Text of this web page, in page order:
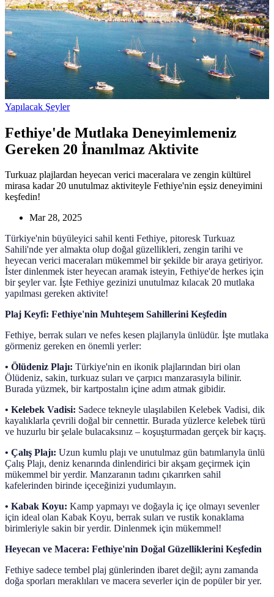
Yapılacak Şeyler
Fethiye'de Mutlaka Deneyimlemeniz
Gereken 20 İnanılmaz Aktivite
Turkuaz plajlardan heyecan verici maceralara ve zengin kültürel
mirasa kadar 20 unutulmaz aktiviteyle Fethiye'nin eşsiz deneyimini
keşfedin!
Mar 28, 2025
Türkiye'nin büyüleyici sahil kenti Fethiye, pitoresk Turkuaz
Sahili'nde yer almakta olup doğal güzellikleri, zengin tarihi ve
heyecan verici maceraları mükemmel bir şekilde bir araya getiriyor.
İster dinlenmek ister heyecan aramak isteyin, Fethiye'de herkes için
bir şeyler var. İşte Fethiye gezinizi unutulmaz kılacak 20 mutlaka
yapılması gereken aktivite!
Plaj Keyfi: Fethiye'nin Muhteşem Sahillerini Keşfedin
Fethiye, berrak suları ve nefes kesen plajlarıyla ünlüdür. İşte mutlaka
görmeniz gereken en önemli yerler:
• Ölüdeniz Plajı: Türkiye'nin en ikonik plajlarından biri olan
Ölüdeniz, sakin, turkuaz suları ve çarpıcı manzarasıyla bilinir.
Burada yüzmek, bir kartpostalın içine adım atmak gibidir.
• Kelebek Vadisi: Sadece tekneyle ulaşılabilen Kelebek Vadisi, dik
kayalıklarla çevrili doğal bir cennettir. Burada yüzlerce kelebek türü
ve huzurlu bir şelale bulacaksınız – koşuşturmadan gerçek bir kaçış.
• Çalış Plajı: Uzun kumlu plajı ve unutulmaz gün batımlarıyla ünlü
Çalış Plajı, deniz kenarında dinlendirici bir akşam geçirmek için
mükemmel bir yerdir. Manzaranın tadını çıkarırken sahil
kafelerinden birinde içeceğinizi yudumlayın.
• Kabak Koyu: Kamp yapmayı ve doğayla iç içe olmayı sevenler
için ideal olan Kabak Koyu, berrak suları ve rustik konaklama
birimleriyle sakin bir yerdir. Dinlenmek için mükemmel!
Heyecan ve Macera: Fethiye'nin Doğal Güzelliklerini Keşfedin
Fethiye sadece tembel plaj günlerinden ibaret değil; aynı zamanda
doğa sporları meraklıları ve macera severler için de popüler bir yer.